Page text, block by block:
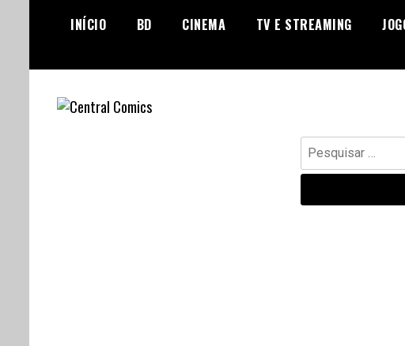
INÍCIO BD CINEMA TV E STREAMING
Pesquisar
por: